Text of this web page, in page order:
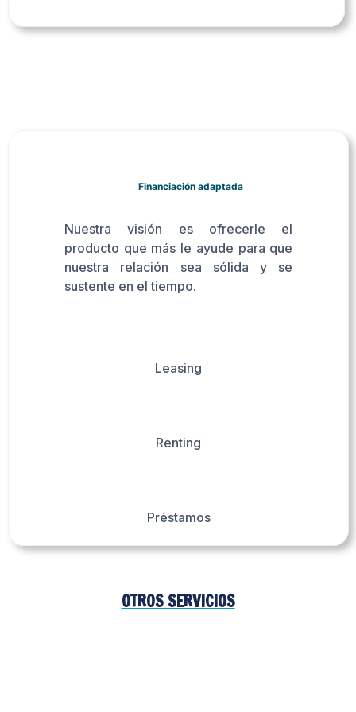
Financiación adaptada
Nuestra visión es ofrecerle el
producto que más le ayude para que
nuestra relación sea sólida y se
sustente en el tiempo.
Leasing
Renting
Préstamos
OTROS SERVICIOS